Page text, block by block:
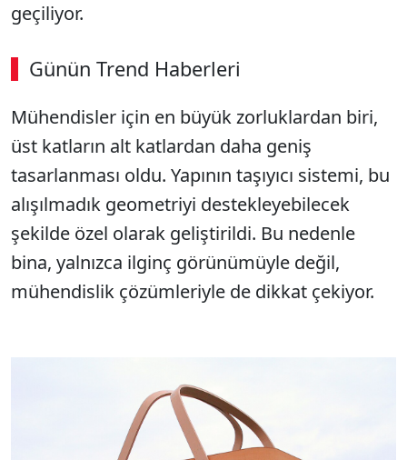
geçiliyor.
Günün Trend Haberleri
Mühendisler için en büyük zorluklardan biri,
üst katların alt katlardan daha geniş
tasarlanması oldu. Yapının taşıyıcı sistemi, bu
alışılmadık geometriyi destekleyebilecek
şekilde özel olarak geliştirildi. Bu nedenle
bina, yalnızca ilginç görünümüyle değil,
mühendislik çözümleriyle de dikkat çekiyor.